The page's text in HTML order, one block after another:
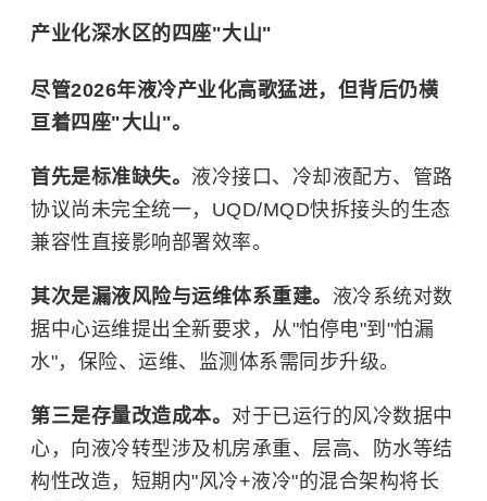
产业化深水区的四座"大山"
尽管2026年液冷产业化高歌猛进，但背后仍横
亘着四座"大山"。
首先是标准缺失。 液冷接口、冷却液配方、管路
协议尚未完全统一，UQD/MQD快拆接头的生态
兼容性直接影响部署效率。
其次是漏液风险与运维体系重建。 液冷系统对数
据中心运维提出全新要求，从"怕停电"到"怕漏
水"，保险、运维、监测体系需同步升级。
第三是存量改造成本。 对于已运行的风冷数据中
心，向液冷转型涉及机房承重、层高、防水等结
构性改造，短期内"风冷+液冷"的混合架构将长